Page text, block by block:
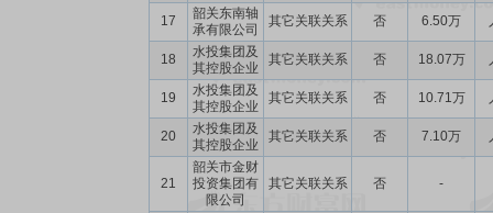
17
韶关东南轴
承有限公司
其它关联关系 否 6.50万
18
水投集团及
其控股企业
其它关联关系 否 18.07万
19
水投集团及
其控股企业
其它关联关系 否 10.71万
20
水投集团及
其控股企业
其它关联关系 否 7.10万
21
韶关市金财
投资集团有
限公司
其它关联关系 否 -